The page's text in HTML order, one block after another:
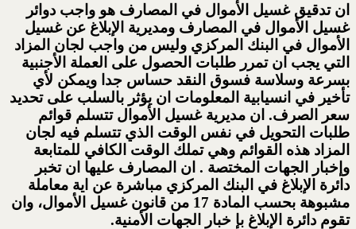
ان تدقيق غسيل الأموال في المصارف هو واجب دوائر
غسيل الأموال في المصارف ومديرية الإبلاغ عن غسيل
الأموال في البنك المركزي وليس من واجب لجان المزاد
التي يجب ان تمرر طلبات الحصول على العملة الأجنبية
بسرعة وسلاسة فسوق النقد حساس جدا ويمكن لأي
تأخير في انسيابية المعلومات ان يؤثر بالسلب على تحديد
سعر الصرف. ان مديرية غسيل الأموال تتسلم قوائم
طلبات التحويل في نفس الوقت الذي تتسلم فيه لجان
المزاد هذه القوائم وهي تملك الوقت الكافي للمتابعة
وإخبار الجهات المختصة . ان المصارف عليها ان تخبر
دائرة الإبلاغ في البنك المركزي مباشرة عن اية معاملة
مشبوهة بحسب المادة 17 من قانون غسيل الأموال، وان
تقوم دائرة الإبلاغ بإ خبار الجهات الأمنية.